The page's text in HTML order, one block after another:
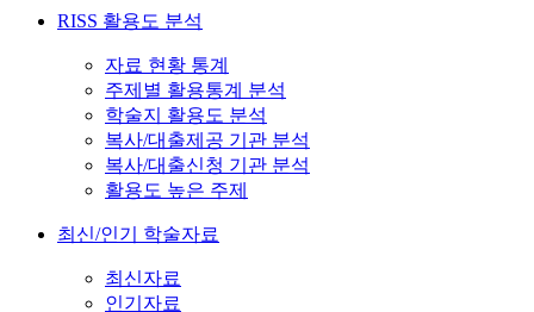
RISS 활용도 분석
자료 현황 통계
주제별 활용통계 분석
학술지 활용도 분석
복사/대출제공 기관 분석
복사/대출신청 기관 분석
활용도 높은 주제
최신/인기 학술자료
최신자료
인기자료